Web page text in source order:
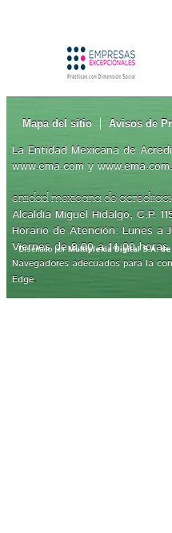
Mapa del sitio Avisos de
La Entidad Mexicana de
www.ema.com y
entidad mexicana de
Alcaldía Miguel Hidalgo, C.P.
Horario de Atención: Lunes a
Viernes de 9:00 a 14:00 horas
Navegadores adecuados para la
Edge.
Diseñado porMultiplexia Digital S.A. de